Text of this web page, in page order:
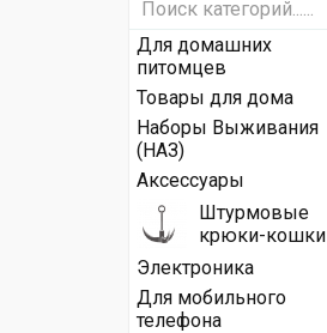
Для домашних
питомцев
Товары для дома
Наборы Выживания
(НАЗ)
Аксессуары
Штурмовые
крюки-кошки
Электроника
Для мобильного
телефона